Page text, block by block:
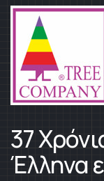
37
Έλληνα